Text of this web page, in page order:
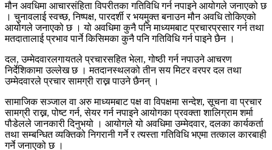
मौन अवधिमा आचारसंहिता विपरीतका गतिविधि गर्न नपाइने आयोगले जनाएको छ
। चुनावलाई स्वच्छ, निष्पक्ष, पारदर्शी र भयमुक्त बनाउन मौन अवधि तोकिएको
आयोगले जनाएको छ । यो अवधिमा कुनै पनि माध्यमबाट प्रचारप्रसार गर्न तथा
मतदातालाई प्रभाव पार्ने किसिमका कुनै पनि गतिविधि गर्न पाइने छैन ।
दल, उम्मेदवारलगायतले प्रचारसहित भेला, गोष्ठी गर्न नपाउने आचरण
निर्देशिकामा उल्लेख छ । मतदानस्थलको तीन सय मिटर वरपर दल तथा
उम्मेदवारले प्रचार सामग्री राख्न पाउने छैनन् ।
सामाजिक सञ्जाल वा अरु माध्यमबाट पक्ष वा विपक्षमा सन्देश, सूचना वा प्रचार
सामग्री राख्न, पोष्ट गर्न, सेयर गर्न नपाइने आयोगका प्रवक्ता शालिग्राम शर्मा
पौडेलले जानकारी दिनुभयो । आयोगले यो अवधिमा उम्मेदवार, दलका कार्यकर्ता
तथा सम्बन्धित व्यक्तिको निगरानी गर्ने र त्यस्ता गतिविधि भएमा तत्काल कारबाही
गर्ने जनाएको छ ।